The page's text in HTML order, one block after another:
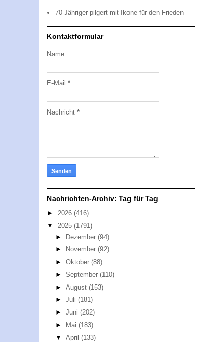
70-Jähriger pilgert mit Ikone für den Frieden
Kontaktformular
Name
E-Mail *
Nachricht *
Nachrichten-Archiv: Tag für Tag
► 2026 (416)
▼ 2025 (1791)
► Dezember (94)
►
November (92)
► Oktober (88)
► September (110)
► August (153)
► Juli (181)
► Juni (202)
►
Mai (183)
▼ April (133)